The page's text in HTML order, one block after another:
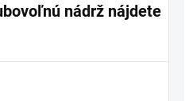
nádrž nájdete